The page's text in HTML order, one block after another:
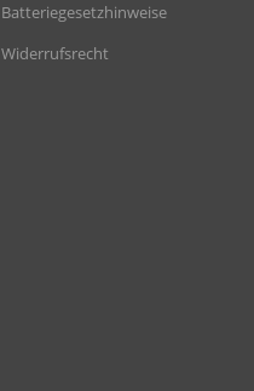
Batteriegesetzhinweise
Widerrufsrecht